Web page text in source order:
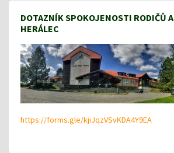
DOTAZNÍK SPOKOJENOSTI RODIČŮ
HERÁLEC
https://forms.gle/kjiJqzVSvKDA4Y9EA